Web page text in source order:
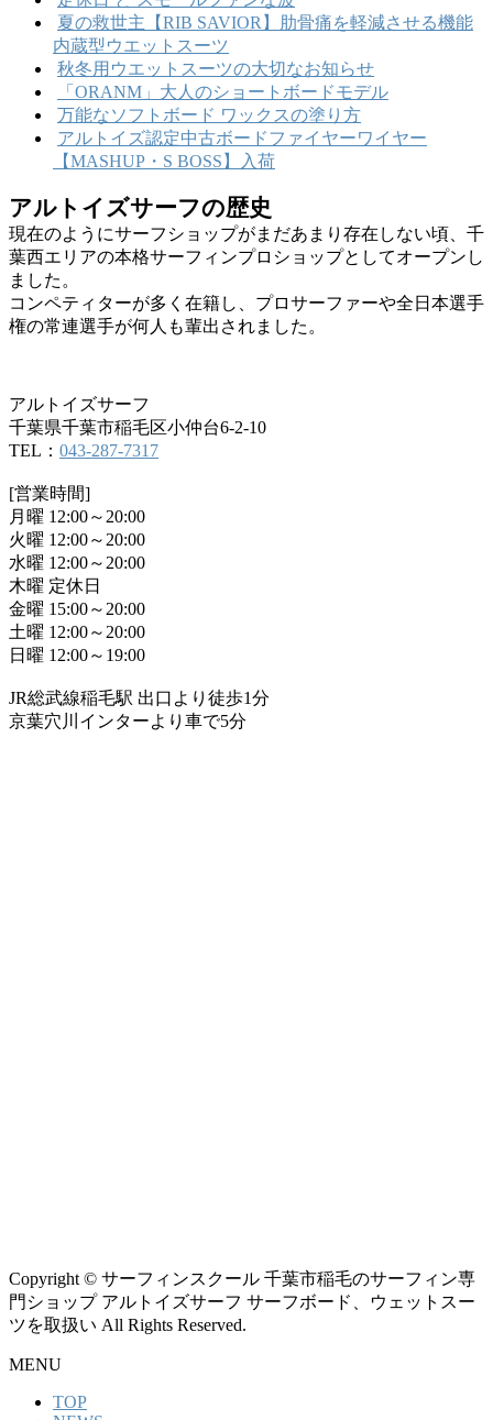
夏の救世主【RIB SAVIOR】肋骨痛を軽減させる機能
内蔵型ウエットスーツ
秋冬用ウエットスーツの大切なお知らせ
「ORANM」大人のショートボードモデル
万能なソフトボード ワックスの塗り方
アルトイズ認定中古ボードファイヤーワイヤー
【MASHUP・S BOSS】入荷
アルトイズサーフの歴史
現在のようにサーフショップがまだあまり存在しない頃、千
葉西エリアの本格サーフィンプロショップとしてオープンし
ました。
コンペティターが多く在籍し、プロサーファーや全日本選手
権の常連選手が何人も輩出されました。
アルトイズサーフ
千葉県千葉市稲毛区小仲台6-2-10
TEL： 043-287-7317
[営業時間]
月曜 12:00～20:00
火曜 12:00～20:00
水曜 12:00～20:00
木曜 定休日
金曜 15:00～20:00
土曜 12:00～20:00
日曜 12:00～19:00
JR総武線稲毛駅 出口より徒歩1分
京葉穴川インターより車で5分
Copyright © サーフィンスクール 千葉市稲毛のサーフィン専
門ショップ アルトイズサーフ サーフボード、ウェットスー
ツを取扱い All Rights Reserved.
MENU
TOP